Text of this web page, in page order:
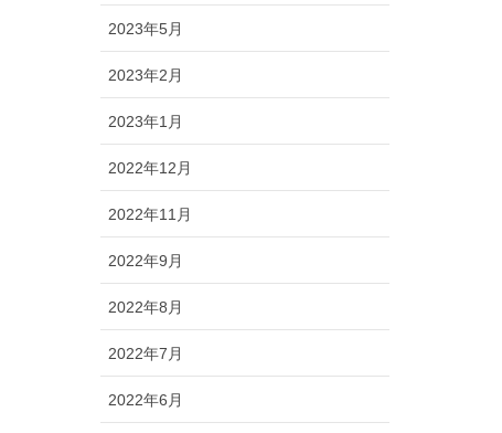
2023年5月
2023年2月
2023年1月
2022年12月
2022年11月
2022年9月
2022年8月
2022年7月
2022年6月